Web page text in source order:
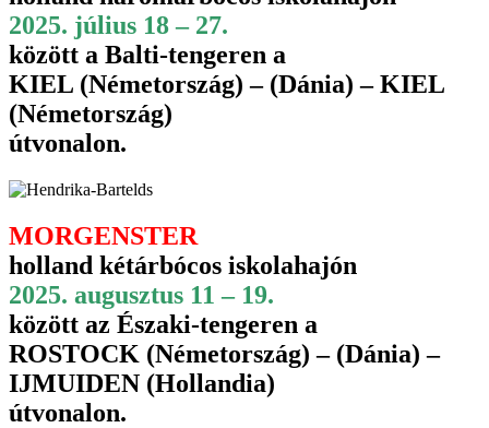
2025. július 18 – 27.
között a Balti-tengeren a
KIEL (Németország) – (Dánia) – KIEL
(Németország)
útvonalon.
MORGENSTER
holland kétárbócos iskolahajón
2025. augusztus 11 – 19.
között az Északi-tengeren a
ROSTOCK (Németország) – (Dánia) –
IJMUIDEN (Hollandia)
útvonalon.